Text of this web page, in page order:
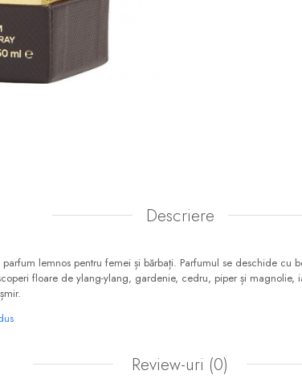
Descriere
lemnos pentru femei și bărbați. Parfumul se deschide cu
floare de ylang-ylang, gardenie, cedru, piper și magnolie,
Review-uri (0)